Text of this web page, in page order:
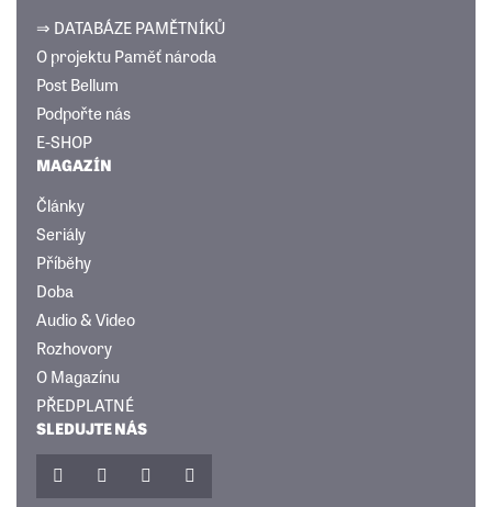
⇒ DATABÁZE PAMĚTNÍKŮ
O projektu Paměť národa
Post Bellum
Podpořte nás
E-SHOP
MAGAZÍN
Články
Seriály
Příběhy
Doba
Audio & Video
Rozhovory
O Magazínu
PŘEDPLATNÉ
SLEDUJTE NÁS